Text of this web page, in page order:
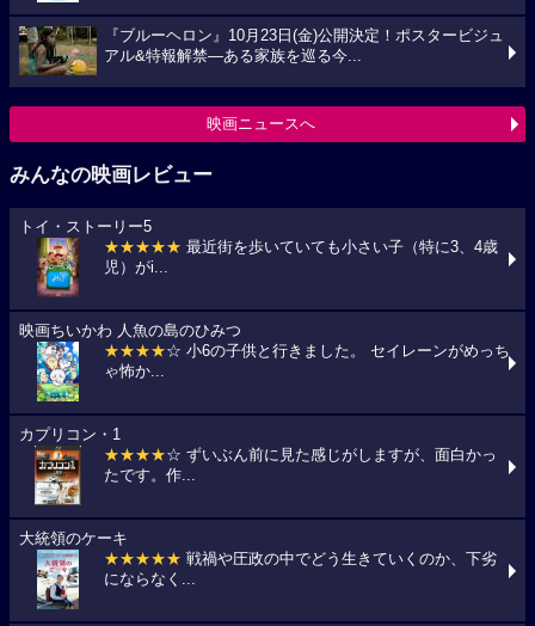
『ブルーヘロン』10月23日(金)公開決定！ポスタービジュ
アル&特報解禁―ある家族を巡る今...
映画ニュースへ
みんなの映画レビュー
トイ・ストーリー5
★★★★★ 最近街を歩いていても小さい子（特に3、4歳
児）がi...
映画ちいかわ 人魚の島のひみつ
★★★★☆ 小6の子供と行きました。 セイレーンがめっち
ゃ怖か...
カプリコン・1
★★★★☆ ずいぶん前に見た感じがしますが、面白かっ
たです。作...
大統領のケーキ
★★★★★ 戦禍や圧政の中でどう生きていくのか、下劣
にならなく...